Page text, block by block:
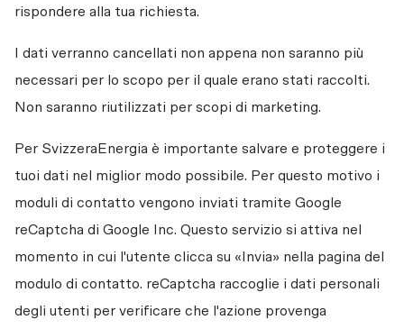
rispondere alla tua richiesta.
I dati verranno cancellati non appena non saranno più
necessari per lo scopo per il quale erano stati raccolti.
Non saranno riutilizzati per scopi di marketing.
Per SvizzeraEnergia è importante salvare e proteggere i
tuoi dati nel miglior modo possibile. Per questo motivo i
moduli di contatto vengono inviati tramite Google
reCaptcha di Google Inc. Questo servizio si attiva nel
momento in cui l'utente clicca su «Invia» nella pagina del
modulo di contatto. reCaptcha raccoglie i dati personali
degli utenti per verificare che l'azione provenga